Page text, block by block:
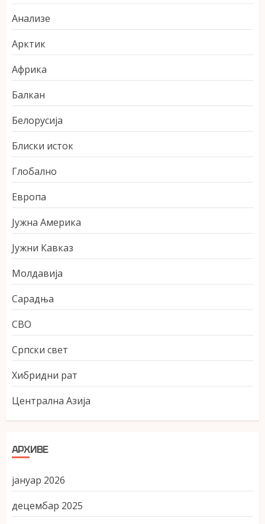
Анализе
Арктик
Африка
Балкан
Белорусија
Блиски исток
Глобално
Европа
Јужна Америка
Јужни Кавказ
Молдавија
Сарадња
СВО
Српски свет
Хибридни рат
Централна Азија
АРХИВЕ
јануар 2026
децембар 2025